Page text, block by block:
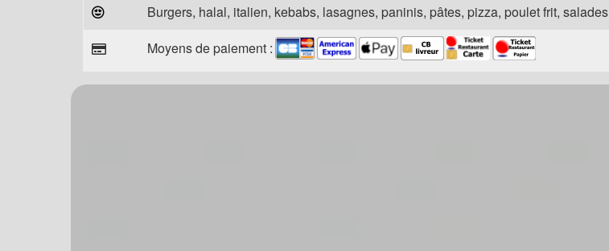
Burgers, halal, italien, kebabs, lasagnes, paninis, pâtes, pizza, poulet frit, salades
Moyens de paiement :